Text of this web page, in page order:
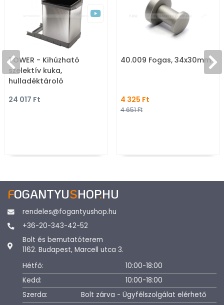
TOWER - Kihúzható
szelektív kuka,
hulladéktároló
24 017 Ft
40.009 Fogas, 34x30mm
4 325 Ft
4 651 Ft
FOGANTYUSHOP.HU
rendeles@fogantyushop.hu
+36-20-343-42-52
Bolt és bemutatóterem
1162. Budapest, Marcell utca 3.
Hétfő:
10:00-18:00
Kedd:
10:00-18:00
Szerda:
Bolt zárva - Ügyfélszolgálat elérhető